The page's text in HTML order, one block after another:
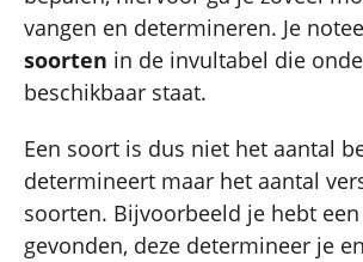
vangen en determineren. Je
soorten in de invultabel die
beschikbaar staat.
Een soort is dus niet het aantal
determineert maar het aantal
soorten. Bijvoorbeeld je hebt
gevonden, deze determineer je